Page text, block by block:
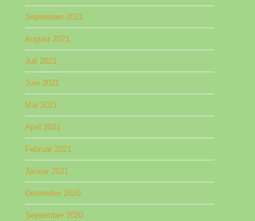
September 2021
August 2021
Juli 2021
Juni 2021
Mai 2021
April 2021
Februar 2021
Januar 2021
Dezember 2020
September 2020